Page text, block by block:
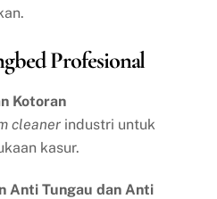
Profesional
Kotoran
cleaner industri untuk
kasur.
Anti Tungau dan Anti